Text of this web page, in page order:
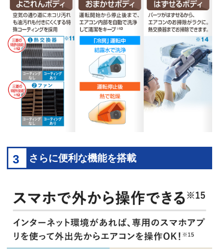
3 さらに便利な機能を搭載